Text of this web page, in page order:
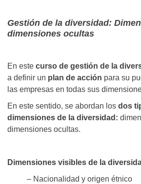
Gestión de la diversidad:
dimensiones ocultas
En este curso de gestión de la
a definir un plan de acción para su
las empresas en todas sus
En este sentido, se abordan los dos
dimensiones de la diversidad:
dimensiones ocultas.
Dimensiones visibles de la
– Nacionalidad y origen étnico